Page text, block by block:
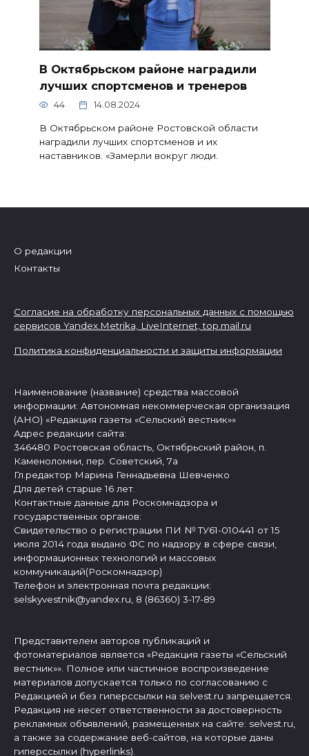
В Октябрьском районе наградили
лучших спортсменов и тренеров
44 14.08.2024
В Октябрьском районе Ростовской области
наградили лучших спортсменов и их
наставников. «Замерли вокруг люди.
О редакции
Контакты
Согласие на обработку персональных данных с помощью
сервисов Yandex.Metrika, LiveInternet,top.mail.ru
Политика конфиденциальности и защиты информации
Наименование (название) средства массовой
информации: Автономная некоммерческая организация
(АНО) «Редакция газеты «Сельский вестник»»
Адрес редакции сайта:
346480 Ростовская область, Октябрьский район, п.
Каменоломни, пер. Советский, 7а
Гл.редактор Марина Геннадьевна Шевченко
Для детей старше 16 лет.
Контактные данные для Роскомнадзора и
государственных органов:
Свидетельство о регистрации ПИ № ТУ61-010441 от 15
июля 2014 года выдано ФС по надзору в сфере связи,
информационных технологий и массовых
коммуникаций(Роскомнадзор)
Телефон и электронная почта редакции:
selskyvestnik@yandex.ru, 8 (86360) 3-17-89
Представителем авторов публикаций и
фотоматериалов является «Редакция газеты «Сельский
вестник»». Полное или частичное воспроизведение
материалов допускается только по согласованию с
Редакцией и без гиперссылки на selvest.ru запрещается.
Редакция не несет ответственности за достоверность
рекламных объявлений, размещенных на сайте: selvest.ru,
а также за содержание веб-сайтов, на которые даны
гиперссылки (hyperlinks).